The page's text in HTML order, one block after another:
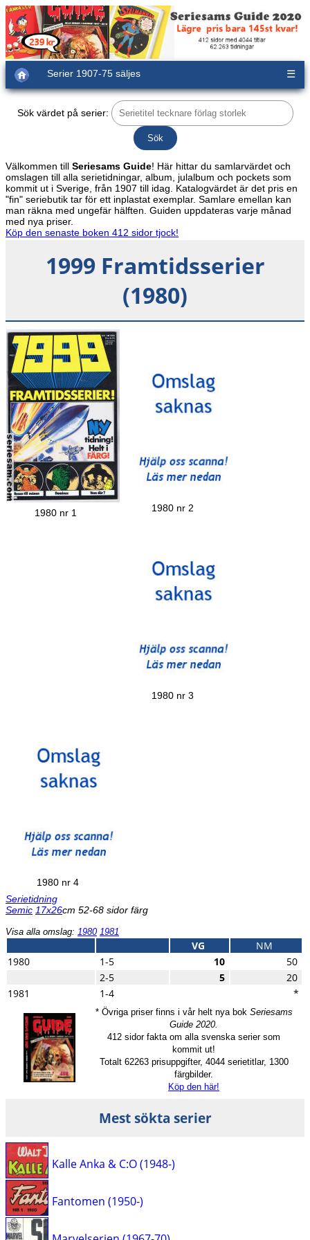
Serier 1907-75 säljes ☰
Sök värdet på serier:
Välkommen till Seriesams Guide! Här hittar du samlarvärdet och
omslagen till alla serietidningar, album, julalbum och pockets som
kommit ut i Sverige, från 1907 till idag. Katalogvärdet är det pris en
"fin" seriebutik tar för ett inplastat exemplar. Samlare emellan kan
man räkna med ungefär hälften. Guiden uppdateras varje månad
med nya priser.
Köp den senaste boken 412 sidor tjock!
1999 Framtidsserier
(1980)
1980 nr 1 1980 nr 2
1980 nr 3
1980 nr 4
Serietidning
Semic 17x26cm 52-68 sidor färg
Visa alla omslag: 1980 1981
VG
NM
1980
1-5 10
50
2-5
5
20
1981
1-4 *
* Övriga priser finns i vår helt nya bok Seriesams
Guide 2020.
412 sidor fakta om alla svenska serier som
kommit ut!
Totalt 62263 prisuppgifter, 4044 serietitlar, 1300
färgbilder.
Köp den här!
Mest sökta serier
Kalle Anka & C:O (1948-)
Fantomen (1950-)